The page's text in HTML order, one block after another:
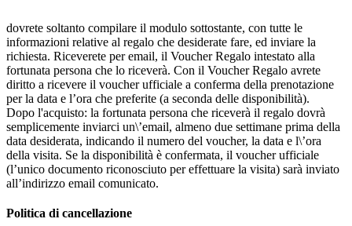
dovrete soltanto compilare il modulo sottostante, con tutte le
informazioni relative al regalo che desiderate fare, ed inviare la
richiesta. Riceverete per email, il Voucher Regalo intestato alla
fortunata persona che lo riceverà. Con il Voucher Regalo avrete
diritto a ricevere il voucher ufficiale a conferma della prenotazione
per la data e l’ora che preferite (a seconda delle disponibilità).
Dopo l'acquisto: la fortunata persona che riceverà il regalo dovrà
semplicemente inviarci un\’email, almeno due settimane prima della
data desiderata, indicando il numero del voucher, la data e l\’ora
della visita. Se la disponibilità è confermata, il voucher ufficiale
(l’unico documento riconosciuto per effettuare la visita) sarà inviato
all’indirizzo email comunicato.
Politica di cancellazione